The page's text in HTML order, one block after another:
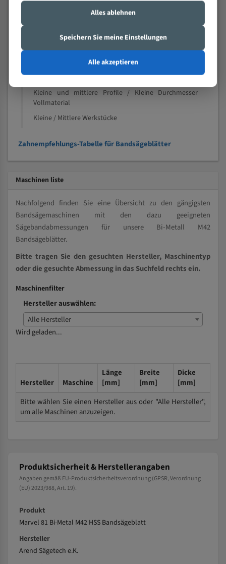
Stahl
Speziell entwickelt für Profile / Rohre
Kleine und mittlere Profile / Kleine Durchmesser
Vollmaterial
Kleine / Mittlere Werkstücke
Zahnempfehlungs-Tabelle für Bandsägeblätter
Maschinen liste
Nachfolgend finden Sie eine Übersicht zu den gängigsten
Bandsägemaschinen mit den dazu geeigneten
Sägebandabmessungen für unsere Bi-Metall M42
Bandsägeblätter.
Bitte tragen Sie den gesuchten Hersteller, Maschinentyp
oder die gesuchte Abmessung in das Suchfeld rechts ein.
Maschinenfilter
Hersteller auswählen:
Alle Hersteller
Wird geladen...
Hersteller Maschine
Länge
[mm]
Breite
[mm]
Dicke
[mm]
Bitte wählen Sie einen Hersteller aus oder "Alle Hersteller",
um alle Maschinen anzuzeigen.
Produktsicherheit & Herstellerangaben
Angaben gemäß EU-Produktsicherheitsverordnung (GPSR, Verordnung
(EU) 2023/988, Art. 19).
Produkt
Marvel 81 Bi-Metal M42 HSS Bandsägeblatt
Hersteller
Arend Sägetech e.K.
Alles ablehnen
Speichern Sie meine Einstellungen
Alle akzeptieren